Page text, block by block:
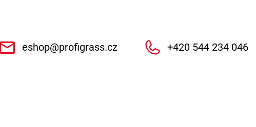
eshop@profigrass.cz +420 544 234 046